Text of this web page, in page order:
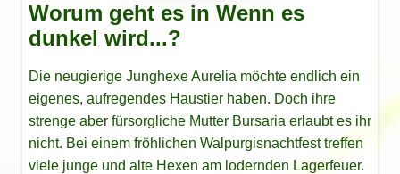
Worum geht es in Wenn es
dunkel wird...?
Die neugierige Junghexe Aurelia möchte endlich ein
eigenes, aufregendes Haustier haben. Doch ihre
strenge aber fürsorgliche Mutter Bursaria erlaubt es ihr
nicht. Bei einem fröhlichen Walpurgisnachtfest treffen
viele junge und alte Hexen am lodernden Lagerfeuer.